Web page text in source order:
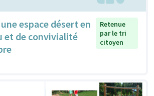
espace désert en
et de convivialité
Retenue
par le tri
citoyen